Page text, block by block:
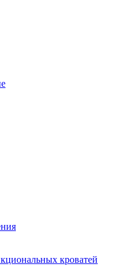
кроватей